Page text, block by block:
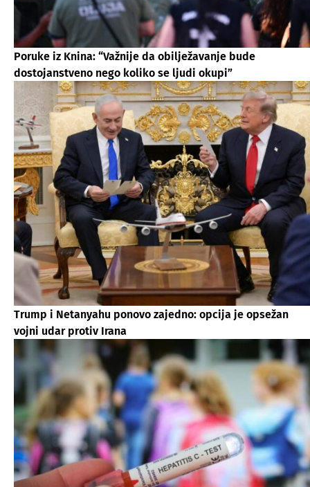
Poruke iz Knina: “Važnije da obilježavanje bude
dostojanstveno nego koliko se ljudi okupi”
Trump i Netanyahu ponovo zajedno: opcija je opsežan
vojni udar protiv Irana